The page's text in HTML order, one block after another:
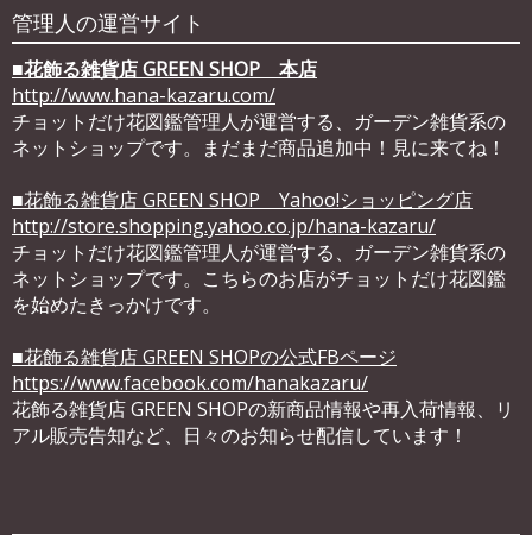
管理人の運営サイト
■花飾る雑貨店 GREEN SHOP 本店
http://www.hana-kazaru.com/
チョットだけ花図鑑管理人が運営する、ガーデン雑貨系の
ネットショップです。まだまだ商品追加中！見に来てね！
■花飾る雑貨店 GREEN SHOP Yahoo!ショッピング店
http://store.shopping.yahoo.co.jp/hana-kazaru/
チョットだけ花図鑑管理人が運営する、ガーデン雑貨系の
ネットショップです。こちらのお店がチョットだけ花図鑑
を始めたきっかけです。
■花飾る雑貨店 GREEN SHOPの公式FBページ
https://www.facebook.com/hanakazaru/
花飾る雑貨店 GREEN SHOPの新商品情報や再入荷情報、リ
アル販売告知など、日々のお知らせ配信しています！